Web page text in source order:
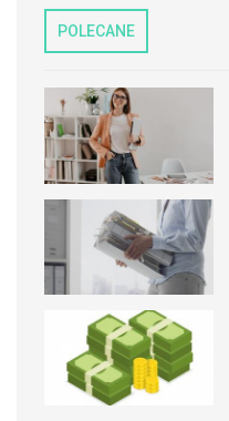
POLECANE